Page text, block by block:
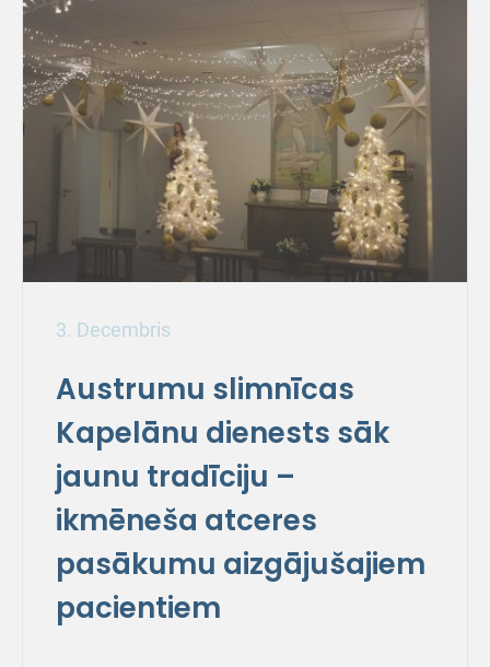
3. Decembris
Austrumu slimnīcas
Kapelānu dienests sāk
jaunu tradīciju –
ikmēneša atceres
pasākumu aizgājušajiem
pacientiem